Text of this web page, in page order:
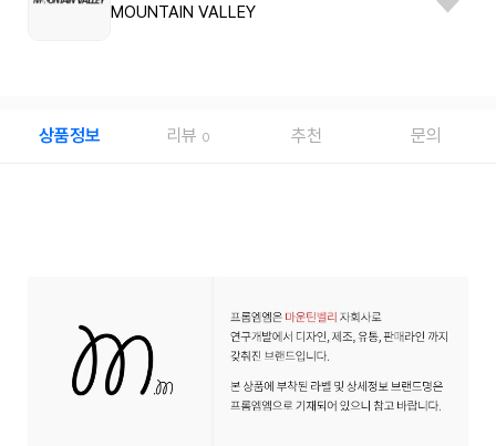
MOUNTAIN VALLEY
상품정보 리뷰 0 추천 문의